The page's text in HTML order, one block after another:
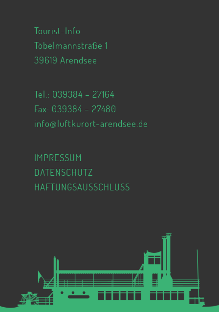
Tourist-Info
Töbelmannstraße 1
39619 Arendsee
Tel.: 039384 – 27164
Fax: 039384 – 27480
info@luftkurort-arendsee.de
IMPRESSUM
DATENSCHUTZ
HAFTUNGSAUSSCHLUSS